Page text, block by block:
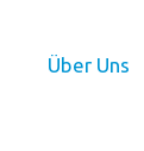
Über Uns